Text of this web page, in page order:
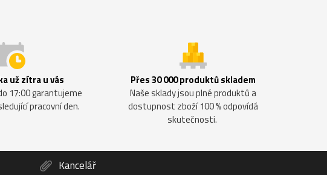
už zítra u vás
17:00 garantujeme
pracovní den.
Přes 30 000 produktů skladem
Naše sklady jsou plné produktů a
dostupnost zboží 100 % odpovídá
skutečnosti.
Kancelář